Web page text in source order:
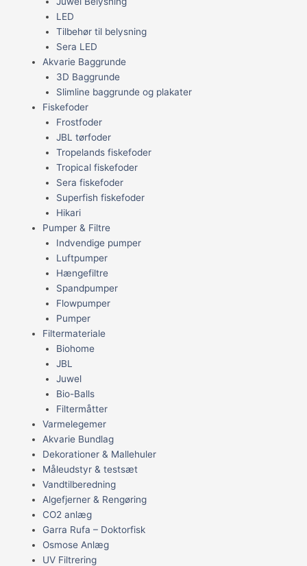
LED
Tilbehør til belysning
Sera LED
Akvarie Baggrunde
3D Baggrunde
Slimline baggrunde og plakater
Fiskefoder
Frostfoder
JBL tørfoder
Tropelands fiskefoder
Tropical fiskefoder
Sera fiskefoder
Superfish fiskefoder
Hikari
Pumper & Filtre
Indvendige pumper
Luftpumper
Hængefiltre
Spandpumper
Flowpumper
Pumper
Filtermateriale
Biohome
JBL
Juwel
Bio-Balls
Filtermåtter
Varmelegemer
Akvarie Bundlag
Dekorationer & Mallehuler
Måleudstyr & testsæt
Vandtilberedning
Algefjerner & Rengøring
CO2 anlæg
Garra Rufa – Doktorfisk
Osmose Anlæg
UV Filtrering